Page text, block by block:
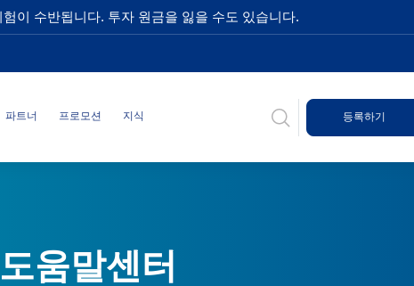
이 수반됩니다. 투자 원금을 잃을 수도 있습니다.
파트너 프로모션 지식 등록하기
움말센터